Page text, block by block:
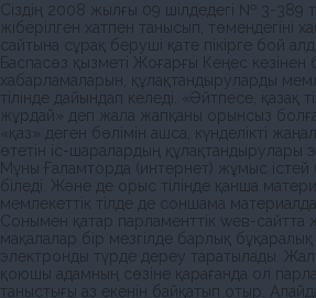
Сіздің 2008 жылғы 09 шілдедегі № 3-389
жіберілген хатпен танысып, төмендегіні
сайтына сұрақ беруші қате пікірге бой
Баспасөз қызметі Жоғарғы Кеңес кезінен
хабарламаларын, құлақтандыруларды
тілінде дайындап келеді. «Әйтпесе, қазақ
жұрдай» деп жала жапқаны орынсыз
«қаз» деген бөлімін ашса, күнделікті
өтетін іс-шаралардың құлақтандырулары
Мұны Ғаламторда (интернет) жұмыс істей
біледі. Және де орыс тілінде қанша
мемлекеттік тілде де соншама
Сонымен қатар парламенттік weв-сайтта
мақалалар бір мезгілде барлық
электронды түрде дереу таратылады.
қоюшы адамның сөзіне қарағанда ол
таныстығы аз екенін байқатып отыр.